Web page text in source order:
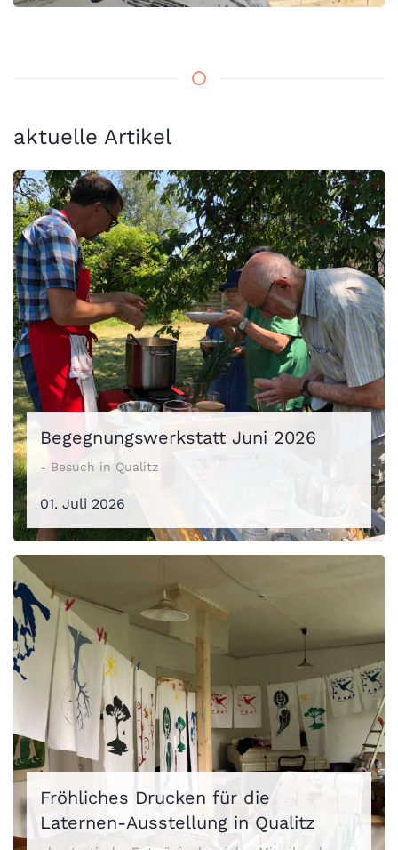
aktuelle Artikel
Begegnungswerkstatt Juni 2026
- Besuch in Qualitz
01. Juli 2026
Fröhliches Drucken für die
Laternen-Ausstellung in Qualitz